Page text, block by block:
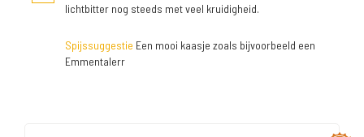
lichtbitter nog steeds met veel kruidigheid.
Spijssuggestie Een mooi kaasje zoals bijvoorbeeld een
Emmentalerr